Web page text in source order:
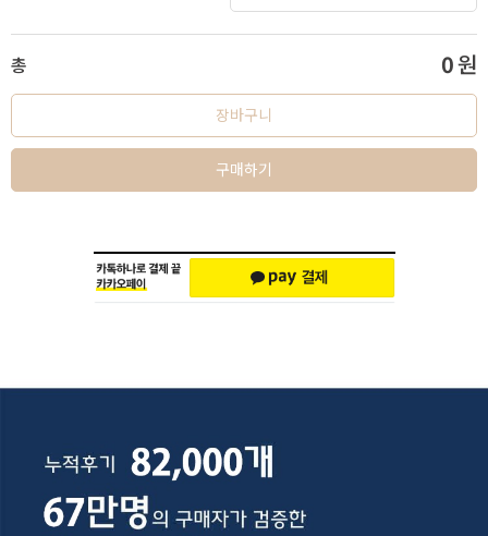
총 0원
장바구니
구매하기